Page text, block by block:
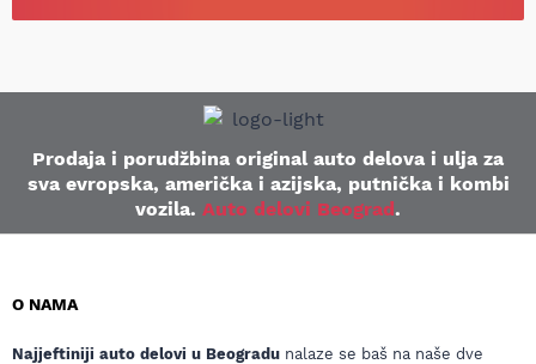
Prodaja i porudžbina original auto delova i ulja za
sva evropska, američka i azijska, putnička i kombi
vozila. Auto delovi Beograd.
O NAMA
Najjeftiniji auto delovi u Beogradu nalaze se baš na naše dve